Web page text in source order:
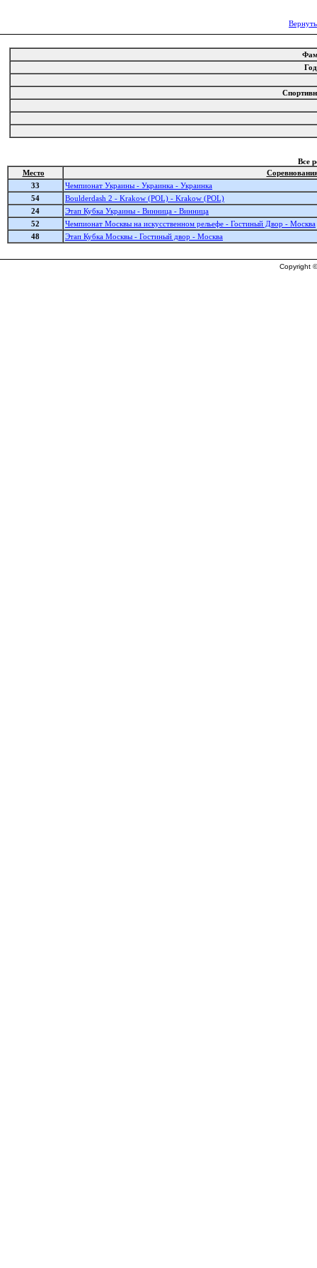
Все
Место
33
Чемпионат Украины - Украинка - Украинка
54
Boulderdash 2 - Krakow (POL) - Krakow (POL)
24
Этап Кубка Украины - Винница - Винница
52
Чемпионат Москвы на искусственном рельефе - Гостиный Двор - Москва
48
Этап Кубка Москвы - Гостиный двор - Москва
Copyright